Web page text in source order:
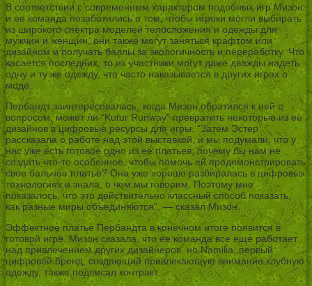
В соответствии с современным характером подобных игр Мизон
и ее команда позаботились о том, чтобы игроки могли выбирать
из широкого спектра моделей телосложения и одежды для
мужчин и женщин, они также могут заняться крафтом или
дизайном и получать баллы за экологичность и переработку. Что
касается последних, то их участники могут даже дважды надеть
одну и ту же одежду, что часто наказывается в других играх о
моде.
Пербандт заинтересовалась, когда Мизон обратился к ней с
вопросом, может ли “Kutur Runway” превратить некоторые из ее
дизайнов в цифровые ресурсы для игры. “Затем Эстер
рассказала о работе над этой выставкой, и мы подумали, что у
нас уже есть готовое одно из ее платьев, почему бы нам не
создать что-то особенное, чтобы помочь ей продемонстрировать
свое бальное платье? Она уже хорошо разбиралась в цифровых
технологиях и знала, о чем мы говорим. Поэтому мне
показалось, что это действительно классный способ показать,
как разные миры объединяются”, — сказал Мизон.
Эффектное платье Пербандта в конечном итоге появится в
готовой игре. Мизон сказала, что ее команда все еще работает
над привлечением других дизайнеров, но Namilia, первый
цифровой бренд, создающий привлекающую внимание клубную
одежду, также подписал контракт.